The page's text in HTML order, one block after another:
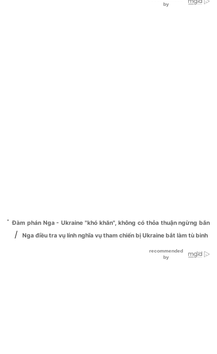
Đàm phán Nga - Ukraine "khó khăn", không có thỏa thuận ngừng bắn
/ Nga điều tra vụ lính nghĩa vụ tham chiến bị Ukraine bắt làm tù binh